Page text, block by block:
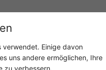
verwendet. Einige davon
uns andere ermöglichen, Ihre
zu verbessern.